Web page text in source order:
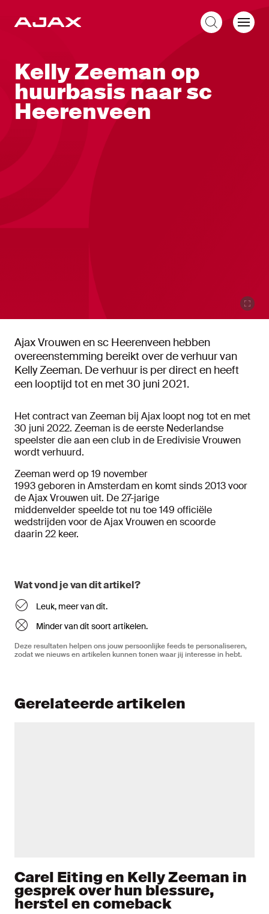
Kelly Zeeman op
huurbasis naar sc
Heerenveen
Ajax Vrouwen en sc Heerenveen hebben
overeenstemming bereikt over de verhuur van
Kelly Zeeman. De verhuur is per direct en heeft
een looptijd tot en met 30 juni 2021.
Het contract van Zeeman bij Ajax loopt nog tot en met
30 juni 2022. Zeeman is de eerste Nederlandse
speelster die aan een club in de Eredivisie Vrouwen
wordt verhuurd.
Zeemanwerd op 19 november
1993 geboren in Amsterdam en komt sinds 2013 voor
de Ajax Vrouwen uit. De 27-jarige
middenvelder speelde tot nu toe 149 officiële
wedstrijden voor de Ajax Vrouwen en scoorde
daarin 22 keer.
Wat vond je van dit artikel?
Leuk, meer van dit.
Minder van dit soort artikelen.
Deze resultaten helpen ons jouw persoonlijke feeds te personaliseren,
zodat we nieuws en artikelen kunnen tonen waar jij interesse in hebt.
Gerelateerde artikelen
Carel Eiting en Kelly Zeeman in
gesprek over hun blessure,
herstel en comeback